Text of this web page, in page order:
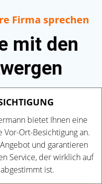
Firma sprechen
mit den
bietet Ihnen eine
Ort-Besichtigung an.
und garantieren
Service, der wirklich auf
ist.